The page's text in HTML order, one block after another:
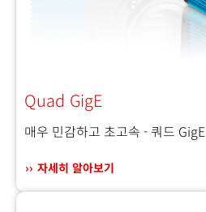
Quad GigE
매우 민감하고 초고속 - 쿼드 GigE
자세히 알아보기